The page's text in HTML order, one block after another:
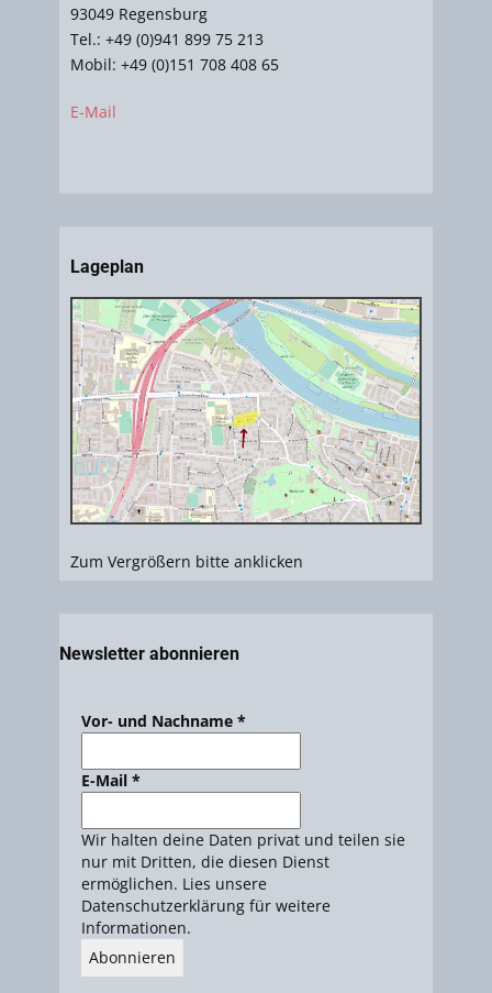
93049 Regensburg
Tel.: +49 (0)941 899 75 213
Mobil: +49 (0)151 708 408 65
E-Mail
Lageplan
Zum Vergrößern bitte anklicken
Newsletter abonnieren
Vor- und Nachname *
E-Mail *
Wir halten deine Daten privat und teilen sie
nur mit Dritten, die diesen Dienst
ermöglichen. Lies unsere
Datenschutzerklärung für weitere
Informationen.